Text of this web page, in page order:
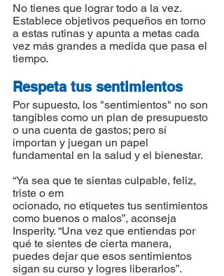
No tienes que lograr todo a la vez.
Establece objetivos pequeños en torno
a estas rutinas y apunta a metas cada
vez más grandes a medida que pasa el
tiempo.
Respeta tus sentimientos
Por supuesto, los "sentimientos" no son
tangibles como un plan de presupuesto
o una cuenta de gastos; pero sí
importan y juegan un papel
fundamental en la salud y el bienestar.
“Ya sea que te sientas culpable, feliz,
triste o em
ocionado, no etiquetes tus sentimientos
como buenos o malos”, aconseja
Insperity. “Una vez que entiendas por
qué te sientes de cierta manera,
puedes dejar que esos sentimientos
sigan su curso y logres liberarlos”.